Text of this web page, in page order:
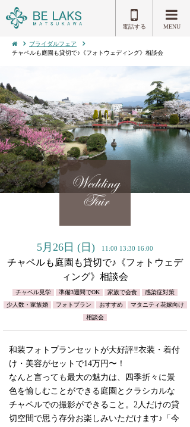
電話する MENU
ブライダルフェア
チャペルも庭園も貸切で♪《フォトウェディング》相談会
Wedding
Fair
5月26日 (日) 11:00 13:30 16:00
チャペルも庭園も貸切で♪《フォトウェデ
ィング》相談会
チャペル見学 準備3週間でOK 家族で会食
感染症対策
少人数・家族婚
フォトプラン おすすめ
マタニティ花嫁向け
相談会
和装フォトプランセットが大好評‼︎衣装・着付
け・美容がセットで14万円〜！
なんと言っても最大の魅力は、四季折々に景
色を愉しむことができる庭園とクラシカルな
チャペルでの撮影ができること。2人だけの貸
切空間で思う存分お楽しみいただけます♪「今